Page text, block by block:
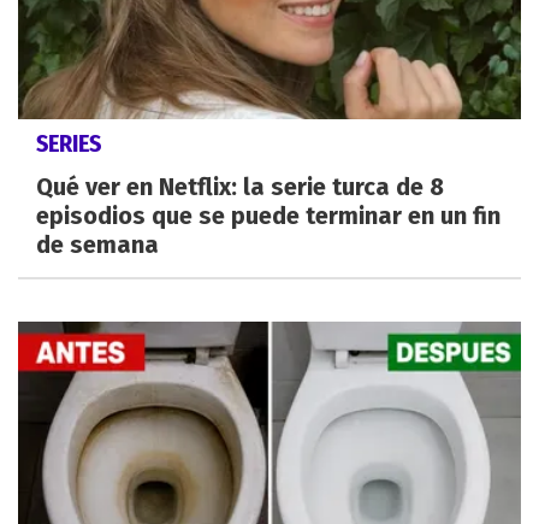
SERIES
Qué ver en Netflix: la serie turca de 8
episodios que se puede terminar en un fin
de semana